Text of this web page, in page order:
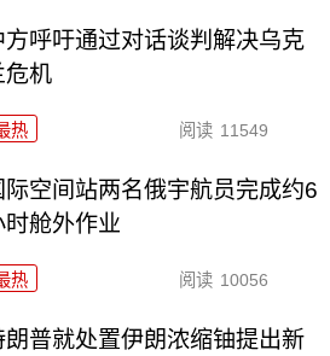
方呼吁通过对话谈判解决乌克
危机
热 阅读 11549
际空间站两名俄宇航员完成约6
时舱外作业
热 阅读 10056
朗普就处置伊朗浓缩铀提出新